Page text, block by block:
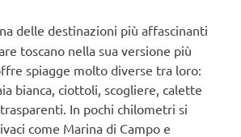
delle destinazioni più affascinanti
toscano nella sua versione più
spiagge molto diverse tra loro:
bianca, ciottoli, scogliere, calette
In pochi chilometri si
come Marina di Campo e